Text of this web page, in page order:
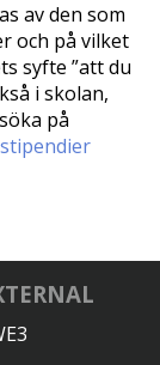
av den som
och på vilket
syfte ”att du
i skolan,
på